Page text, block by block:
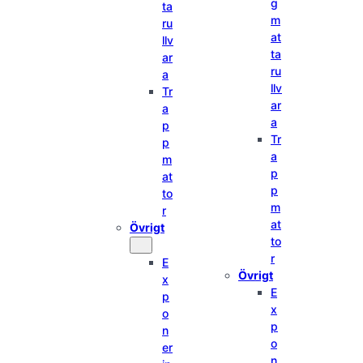
ta
ru
llv
ar
a
Tr
a
p
p
m
at
to
r
Övrigt
E
x
p
o
n
er
g
m
at
ta
ru
llv
ar
a
Tr
a
p
p
m
at
to
r
Övrigt
E
x
p
o
n